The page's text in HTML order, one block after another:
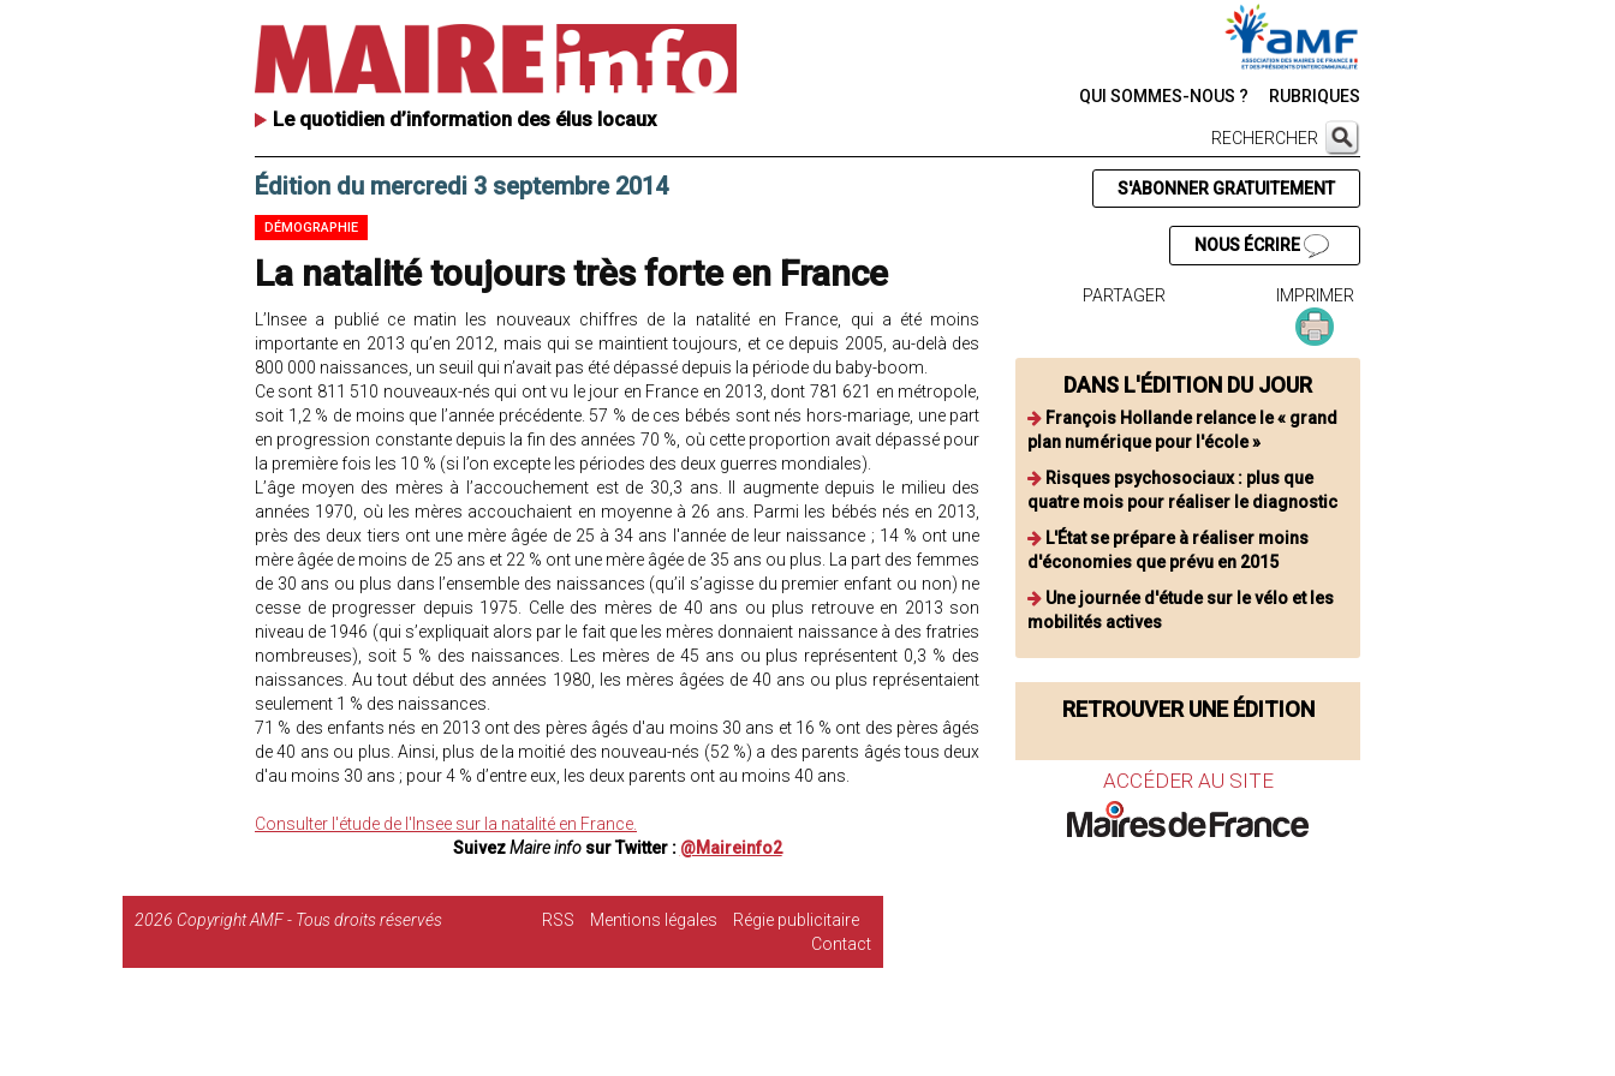
Le quotidien d’information des élus locaux
QUI SOMMES-NOUS ? RUBRIQUES
RECHERCHER
Édition du mercredi 3 septembre 2014
DÉMOGRAPHIE
La natalité toujours très forte en France
L’Insee a publié ce matin les nouveaux chiffres de la natalité en France, qui a été moins
importante en 2013 qu’en 2012, mais qui se maintient toujours, et ce depuis 2005, au-delà des
800 000 naissances, un seuil qui n’avait pas été dépassé depuis la période du baby-boom.
Ce sont 811 510 nouveaux-nés qui ont vu le jour en France en 2013, dont 781 621 en métropole,
soit 1,2 % de moins que l’année précédente. 57 % de ces bébés sont nés hors-mariage, une part
en progression constante depuis la fin des années 70 %, où cette proportion avait dépassé pour
la première fois les 10 % (si l’on excepte les périodes des deux guerres mondiales).
L’âge moyen des mères à l’accouchement est de 30,3 ans. Il augmente depuis le milieu des
années 1970, où les mères accouchaient en moyenne à 26 ans. Parmi les bébés nés en 2013,
près des deux tiers ont une mère âgée de 25 à 34 ans l'année de leur naissance ; 14 % ont une
mère âgée de moins de 25 ans et 22 % ont une mère âgée de 35 ans ou plus. La part des femmes
de 30 ans ou plus dans l’ensemble des naissances (qu’il s’agisse du premier enfant ou non) ne
cesse de progresser depuis 1975. Celle des mères de 40 ans ou plus retrouve en 2013 son
niveau de 1946 (qui s’expliquait alors par le fait que les mères donnaient naissance à des fratries
nombreuses), soit 5 % des naissances. Les mères de 45 ans ou plus représentent 0,3 % des
naissances. Au tout début des années 1980, les mères âgées de 40 ans ou plus représentaient
seulement 1 % des naissances.
71 % des enfants nés en 2013 ont des pères âgés d'au moins 30 ans et 16 % ont des pères âgés
de 40 ans ou plus. Ainsi, plus de la moitié des nouveau-nés (52 %) a des parents âgés tous deux
d'au moins 30 ans ; pour 4 % d’entre eux, les deux parents ont au moins 40 ans.
Consulter l'étude de l'Insee sur la natalité en France.
SuivezMaire infosur Twitter : @Maireinfo2
S'ABONNER GRATUITEMENT
NOUS ÉCRIRE
PARTAGER IMPRIMER
DANS L'ÉDITION DU JOUR
François Hollande relance le « grand
plan numérique pour l'école »
Risques psychosociaux : plus que
quatre mois pour réaliser le diagnostic
L'État se prépare à réaliser moins
d'économies que prévu en 2015
Une journée d'étude sur le vélo et les
mobilités actives
RETROUVER UNE ÉDITION
ACCÉDER AU SITE
2026 Copyright AMF - Tous droits réservés RSS Mentions légales
Régie publicitaire
Contact